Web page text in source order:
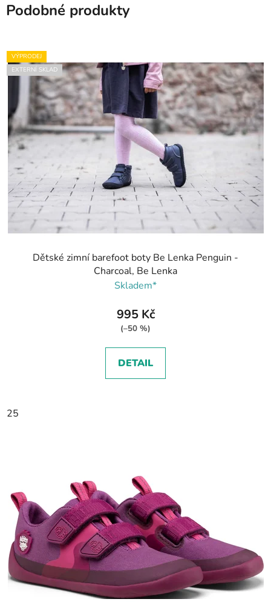
Podobné produkty
VÝPRODEJ
EXTERNÍ SKLAD
Dětské zimní barefoot boty Be Lenka Penguin -
Charcoal, Be Lenka
Skladem*
995 Kč
(–50 %)
DETAIL
25